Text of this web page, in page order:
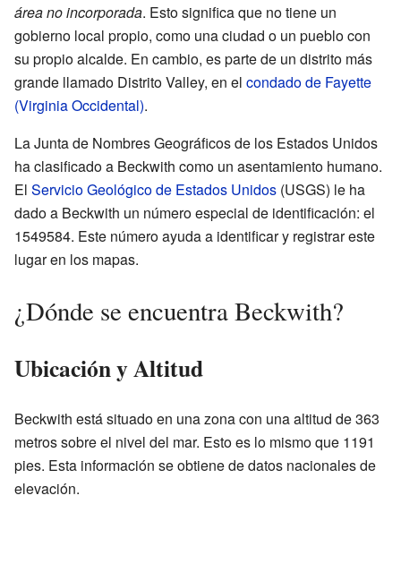
área no incorporada. Esto significa que no tiene un
gobierno local propio, como una ciudad o un pueblo con
su propio alcalde. En cambio, es parte de un distrito más
grande llamado Distrito Valley, en el condado de Fayette
(Virginia Occidental).
La Junta de Nombres Geográficos de los Estados Unidos
ha clasificado a Beckwith como un asentamiento humano.
El Servicio Geológico de Estados Unidos (USGS) le ha
dado a Beckwith un número especial de identificación: el
1549584. Este número ayuda a identificar y registrar este
lugar en los mapas.
¿Dónde se encuentra Beckwith?
Ubicación y Altitud
Beckwith está situado en una zona con una altitud de 363
metros sobre el nivel del mar. Esto es lo mismo que 1191
pies. Esta información se obtiene de datos nacionales de
elevación.